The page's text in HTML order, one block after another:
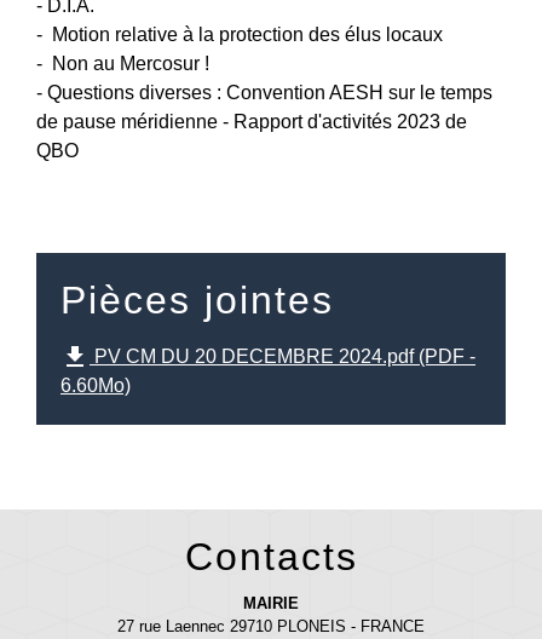
- D.I.A.
- Motion relative à la protection des élus locaux
- Non au Mercosur !
- Questions diverses : Convention AESH sur le temps
de pause méridienne - Rapport d'activités 2023 de
QBO
Pièces jointes
file_download
PV CM DU 20 DECEMBRE 2024.pdf (PDF -
6.60Mo)
Contacts
MAIRIE
27 rue Laennec 29710 PLONEIS - FRANCE